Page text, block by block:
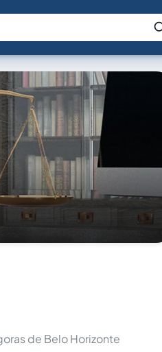
Fale com a IA Buscar no Jus
de Belo Horizonte